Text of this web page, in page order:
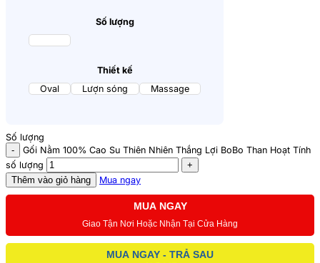
Số lượng
Thiết kế
Oval
Lượn sóng Massage
Số lượng
Gối Nằm 100% Cao Su Thiên Nhiên Thắng Lợi BoBo Than Hoạt Tính
số lượng
Thêm vào giỏ hàng
Mua ngay
MUA NGAY
Giao Tận Nơi Hoặc Nhận Tại Cửa Hàng
MUA NGAY - TRẢ SAU